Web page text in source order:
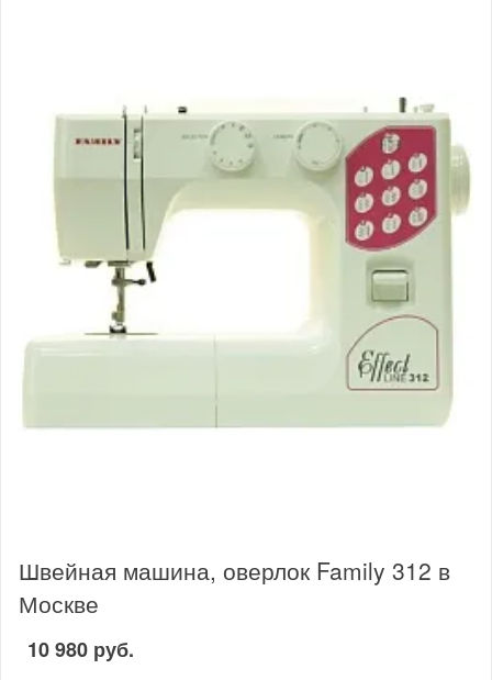
Швейная машина, оверлок Family 312 в
Москве
10 980 руб.